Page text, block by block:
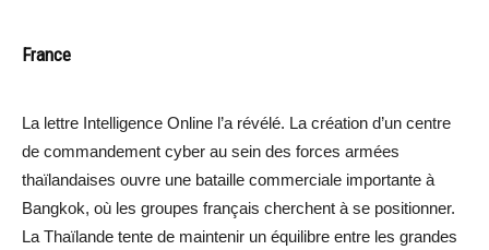
France
La lettre Intelligence Online l’a révélé. La création d’un centre
de commandement cyber au sein des forces armées
thaïlandaises ouvre une bataille commerciale importante à
Bangkok, où les groupes français cherchent à se positionner.
La Thaïlande tente de maintenir un équilibre entre les grandes